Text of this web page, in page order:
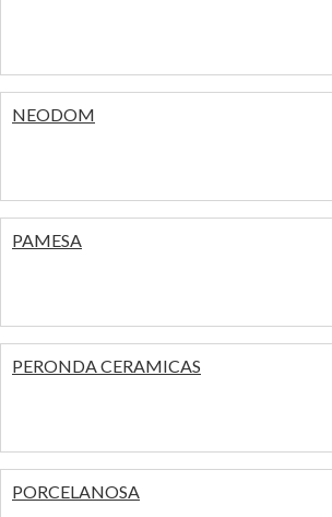
NEODOM
PAMESA
PERONDA CERAMICAS
PORCELANOSA